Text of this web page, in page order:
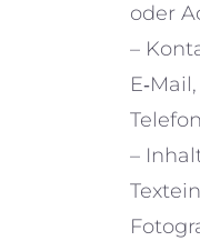
oder
–
E‑Mail,
–